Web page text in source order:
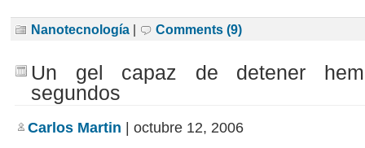
Nanotecnología | Comments (9)
Un gel capaz de detener
segundos
Carlos Martin | octubre 12, 2006